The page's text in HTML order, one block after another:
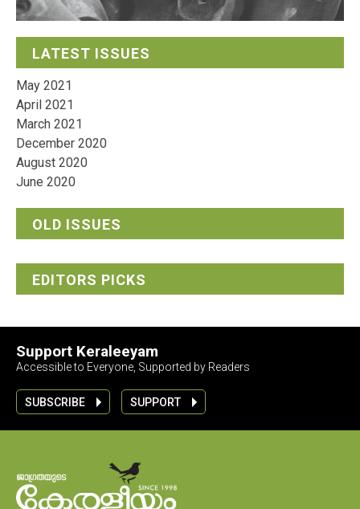
LATEST ISSUES
May 2021
April 2021
March 2021
December 2020
August 2020
June 2020
OLD ISSUES
EDITORS PICKS
Support Keraleeyam
Accessible to Everyone, Supported by Readers
SUBSCRIBE SUPPORT